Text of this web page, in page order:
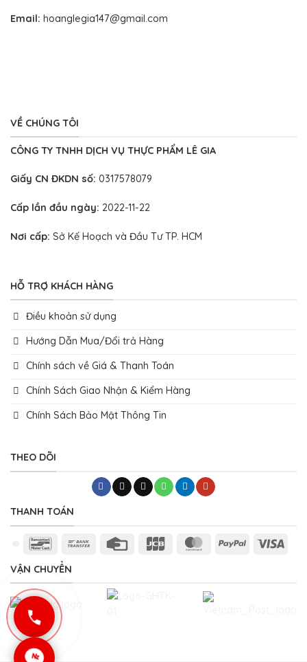
Email: hoanglegia147@gmail.com
VỀ CHÚNG TÔI
CÔNG TY TNHH DỊCH VỤ THỰC PHẨM LÊ GIA
Giấy CN ĐKDN số: 0317578079
Cấp lần đầu ngày: 2022-11-22
Nơi cấp: Sở Kế Hoạch và Đầu Tư TP. HCM
HỖ TRỢ KHÁCH HÀNG
Điều khoản sử dụng
Hướng Dẫn Mua/Đổi trả Hàng
Chính sách về Giá & Thanh Toán
Chính Sách Giao Nhận & Kiểm Hàng
Chính Sách Bảo Mật Thông Tin
THEO DÕI
THANH TOÁN
BancontactBank
Credit
JCB MasterCardPayPal Visa
VẬN CHUYỂN